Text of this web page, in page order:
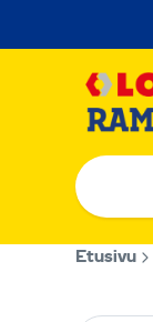
sisältöön
Etusivu